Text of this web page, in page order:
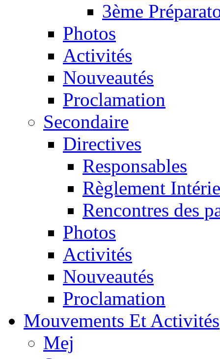
3ème
Photos
Activités
Nouveautés
Proclamation
Secondaire
Directives
Responsables
Règlement
Rencontres des
Photos
Activités
Nouveautés
Proclamation
Mouvements Et Activités
Mej